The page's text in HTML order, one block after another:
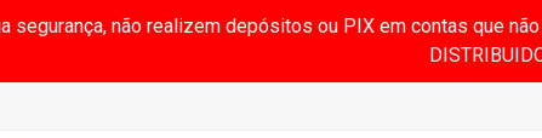
segurança, não realizem depósitos ou PIX em contas que